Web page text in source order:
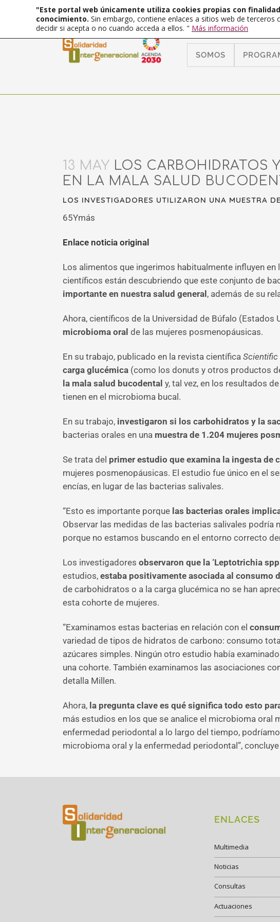
SOMOS
13 MAY LOS CARBOHIDRATOS
EN LA MALA SALUD
LOS INVESTIGADORES UTILIZARON UNA MUESTRA
65Ymás
Enlace noticia original
Los alimentos que ingerimos habitualmente influyen
científicos están descubriendo que este conjunto de
importante en nuestra salud general , además de su
Ahora, científicos de la Universidad de Búfalo (Estados
microbioma oral de las mujeres posmenopáusicas.
En su trabajo, publicado en la revista científica Scientific
carga glucémica (como los donuts y otros productos
la mala salud bucodental y, tal vez, en los resultados
tienen en el microbioma bucal.
En su trabajo, investigaron si los carbohidratos y la
bacterias orales en una muestra de 1.204 mujeres
Se trata del primer estudio que examina la ingesta de
mujeres posmenopáusicas. El estudio fue único en el
encías, en lugar de las bacterias salivales.
“Esto es importante porque las bacterias orales
Observar las medidas de las bacterias salivales
porque no estamos buscando en el entorno correcto
Los investigadores observaron que la ‘Leptotrichia
estudios, estaba positivamente asociada al consumo
de carbohidratos o a la carga glucémica no se han
esta cohorte de mujeres.
“Examinamos estas bacterias en relación con el
variedad de tipos de hidratos de carbono: consumo
azúcares simples. Ningún otro estudio había
una cohorte. También examinamos las asociaciones
detalla Millen.
Ahora, la pregunta clave es qué significa todo esto
más estudios en los que se analice el microbioma oral
enfermedad periodontal a lo largo del tiempo,
microbioma oral y la enfermedad periodontal”,
ENLACES
Multimedia
Noticias
Consultas
Actuaciones
"Este portal web únicamente utiliza cookies propias con
conocimiento. Sin embargo, contiene enlaces a sitios web de terceros
decidir si acepta o no cuando acceda a ellos. " Más información